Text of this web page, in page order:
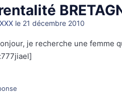
le 21 décembre 2010
je recherche une femme